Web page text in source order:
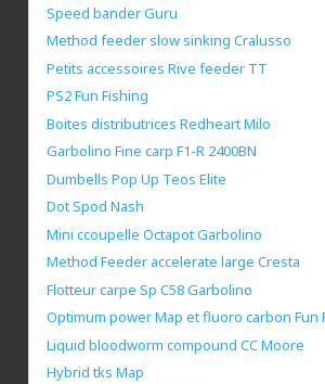
Speed bander Guru
Method feeder slow sinking Cralusso
Petits accessoires Rive feeder TT
PS2 Fun Fishing
Boites distributrices Redheart Milo
Garbolino Fine carp F1-R 2400BN
Dumbells Pop Up Teos Elite
Dot Spod Nash
Mini ccoupelle Octapot Garbolino
Method Feeder accelerate large Cresta
Flotteur carpe Sp C58 Garbolino
Optimum power Map et fluoro carbon Fun
Liquid bloodworm compound CC Moore
Hybrid tks Map